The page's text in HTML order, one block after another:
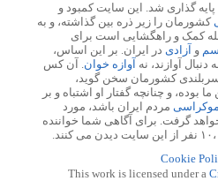
فضول محله در ۱۳ اسفند ۱۳۸۷ پایه گذاری شد. این سایت کمبود و
کشورمان را زیر ذره بین گذاشته، و به
کمک و راهگشایی است برای
و آزادی در ایران. بر این اساس،
آوازند، نه آوازه خوان. آن کس
کشورمان سخن گوید،
و چنانچه گفتار او اشتباه و بر
مردم ایران باشد، مورد
گرفت. برای آگاهی شما خواننده
Cookie
This work is licensed under a